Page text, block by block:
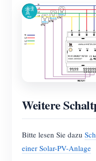
Weitere
Bitte lesen Sie dazu
einer Solar-PV-Anlage